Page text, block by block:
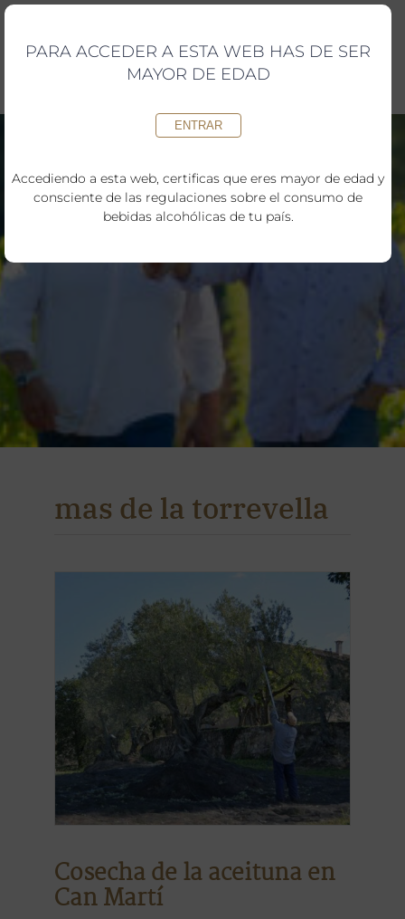
Saltar
contenido
mas de la torrevella
Cosecha de la aceituna en
Can Martí
PARA ACCEDER A ESTA WEB HAS DE SER
MAYOR DE EDAD
ENTRAR
Accediendo a esta web, certificas que eres mayor de edad y
consciente de las regulaciones sobre el consumo de
bebidas alcohólicas de tu país.